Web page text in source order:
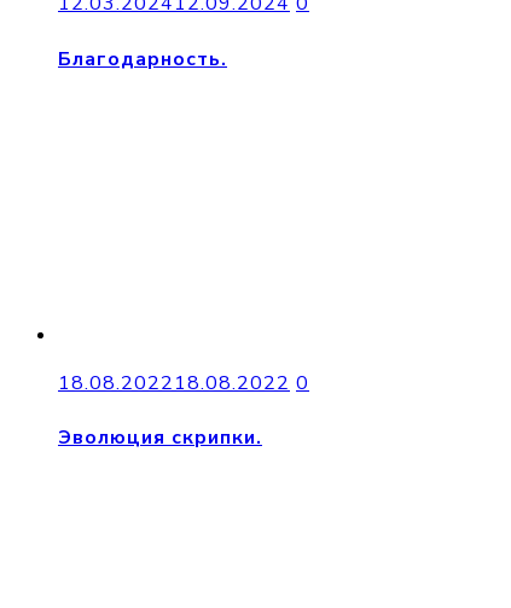
Благодарность.
18.08.202218.08.2022 0
Эволюция скрипки.